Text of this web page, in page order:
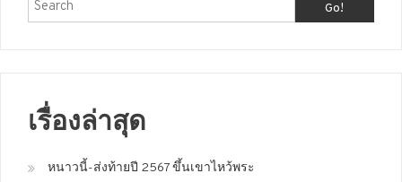
Go!
เรื่องล่าสุด
หนาวนี้-ส่งท้ายปี 2567 ขึ้นเขาไหว้พระ